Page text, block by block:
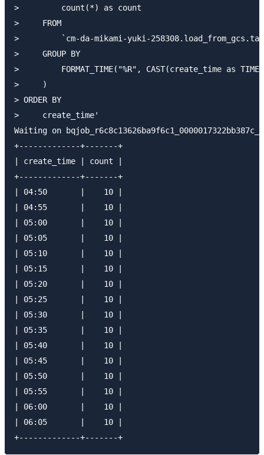
>         count(*) as count
>     FROM
>         `cm-da-mikami-yuki-
>     GROUP BY
>         FORMAT_TIME("%R", CAST(create_time as
>     )
> ORDER BY
>     create_time'
Waiting on
+-------------+-------+
| create_time | count |
+-------------+-------+
| 04:50       |    10 |
| 04:55       |    10 |
| 05:00       |    10 |
| 05:05       |    10 |
| 05:10       |    10 |
| 05:15       |    10 |
| 05:20       |    10 |
| 05:25       |    10 |
| 05:30       |    10 |
| 05:35       |    10 |
| 05:40       |    10 |
| 05:45       |    10 |
| 05:50       |    10 |
| 05:55       |    10 |
| 06:00       |    10 |
| 06:05       |    10 |